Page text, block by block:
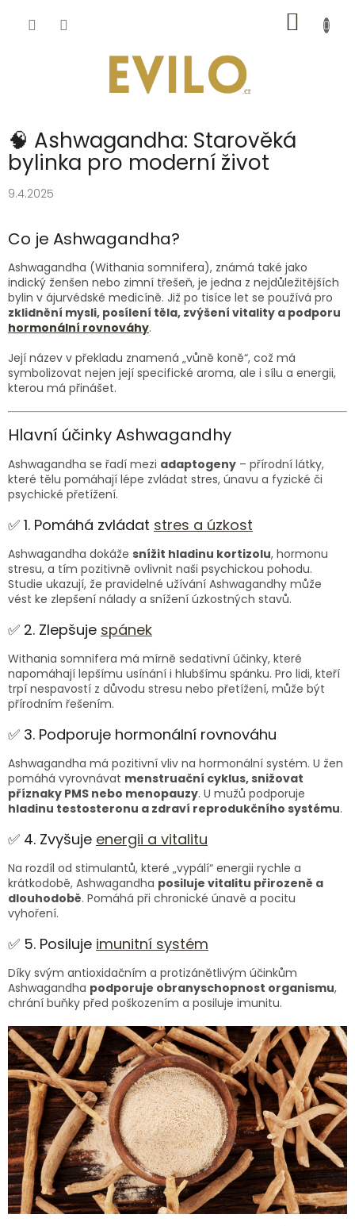
KOŠÍK
🧠 Ashwagandha: Starověká
bylinka pro moderní život
9.4.2025
Co je Ashwagandha?
Ashwagandha (Withania somnifera), známá také jako
indický ženšen nebo zimní třešeň, je jedna z nejdůležitějších
bylin v ájurvédské medicíně. Již po tisíce let se používá pro
zklidnění mysli, posílení těla, zvýšení vitality a podporu
hormonální rovnováhy.
Její název v překladu znamená „vůně koně“, což má
symbolizovat nejen její specifické aroma, ale i sílu a energii,
kterou má přinášet.
Hlavní účinky Ashwagandhy
Ashwagandha se řadí mezi adaptogeny – přírodní látky,
které tělu pomáhají lépe zvládat stres, únavu a fyzické či
psychické přetížení.
✅ 1. Pomáhá zvládat stres a úzkost
Ashwagandha dokáže snížit hladinu kortizolu, hormonu
stresu, a tím pozitivně ovlivnit naši psychickou pohodu.
Studie ukazují, že pravidelné užívání Ashwagandhy může
vést ke zlepšení nálady a snížení úzkostných stavů.
✅ 2. Zlepšuje spánek
Withania somnifera má mírně sedativní účinky, které
napomáhají lepšímu usínání i hlubšímu spánku. Pro lidi, kteří
trpí nespavostí z důvodu stresu nebo přetížení, může být
přírodním řešením.
✅ 3. Podporuje hormonální rovnováhu
Ashwagandha má pozitivní vliv na hormonální systém. U žen
pomáhá vyrovnávat menstruační cyklus, snižovat
příznaky PMS nebo menopauzy. U mužů podporuje
hladinu testosteronu a zdraví reprodukčního systému.
✅ 4. Zvyšuje energii a vitalitu
Na rozdíl od stimulantů, které „vypálí“ energii rychle a
krátkodobě, Ashwagandha posiluje vitalitu přirozeně a
dlouhodobě. Pomáhá při chronické únavě a pocitu
vyhoření.
✅ 5. Posiluje imunitní systém
Díky svým antioxidačním a protizánětlivým účinkům
Ashwagandha podporuje obranyschopnost organismu,
chrání buňky před poškozením a posiluje imunitu.